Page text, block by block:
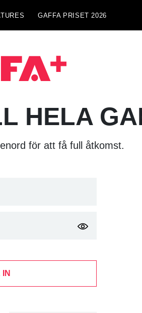
GAFFA PRISET 2026
HELA
för att få full åtkomst.
IN